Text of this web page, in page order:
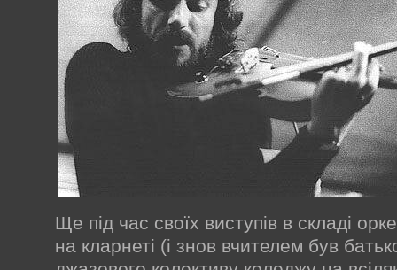
Ще під час своїх виступів в складі
на кларнеті (і знов вчителем був